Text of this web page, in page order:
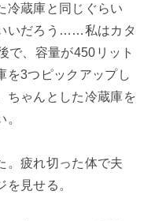
蔵庫と同じぐらい
いだろう……私はカタ
で、容量が450リット
を3つピックアップし
ちゃんとした冷蔵庫を
疲れ切った体で夫
見せる。